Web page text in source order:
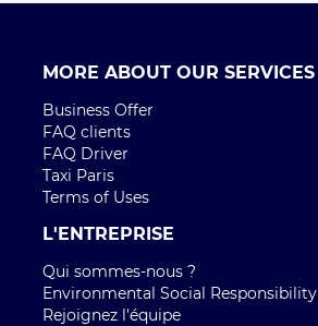
MORE ABOUT OUR SERVICES
Business Offer
FAQ clients
FAQ Driver
Taxi Paris
Terms of Uses
L'ENTREPRISE
Qui sommes-nous ?
Environmental Social Responsibility
Rejoignez l'équipe